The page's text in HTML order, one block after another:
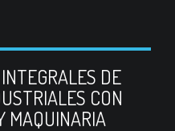
DE
CON
MAQUINARIA